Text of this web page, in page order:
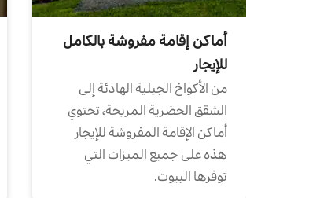
أماكن إقامة مفروشة بالكامل
للإيجار
من الأكواخ الجبلية الهادئة إلى
الشقق الحضرية المريحة، تحتوي
أماكن الإقامة المفروشة للإيجار
هذه على جميع الميزات التي
توفرها البيوت.